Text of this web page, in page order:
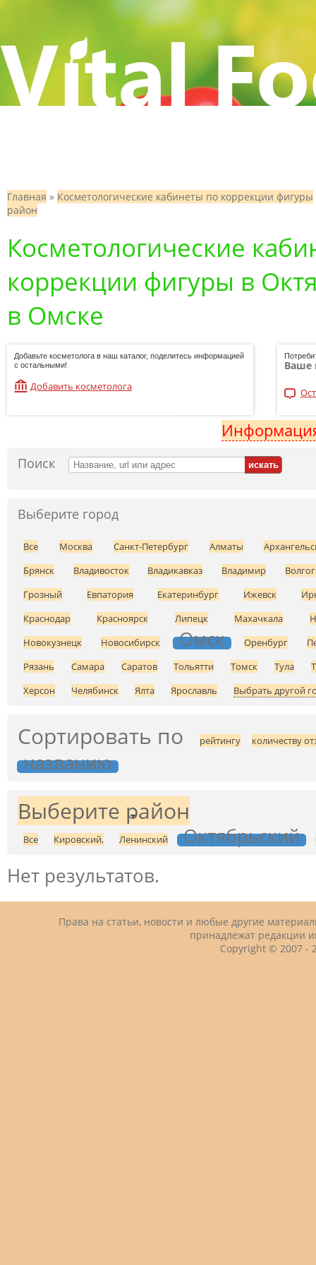
Главная » Косметологические кабинеты по коррекции фигуры
район
Косметологические
коррекции фигуры в
в Омске
Добавьте косметолога в наш каталог, поделитесь информацией
с остальными!
Добавить косметолога
Ваше
Поиск
Выберите город
Все Москва Санкт-Петербург Алматы
Брянск
Владивосток Владикавказ Владимир
Грозный
Евпатория Екатеринбург Ижевск
Краснодар
Красноярск Липецк Махачкала
Новокузнецк
Новосибирск Омск Оренбург
Рязань
Самара Саратов Тольятти Томск Тула
Херсон
Челябинск Ялта Ярославль Выбрать другой
Сортировать по рейтингу количеству
названию
Выберите район
Все Кировский, Ленинский Октябрьский
Нет результатов.
Права на статьи, новости и любые другие
принадлежат редакции
Copyright © 2007 -